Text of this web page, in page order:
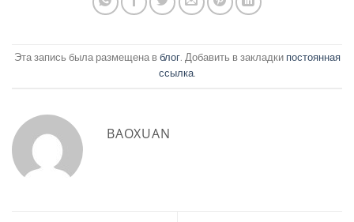
Эта запись была размещена в блог. Добавить в закладки постоянная
ссылка.
BAOXUAN